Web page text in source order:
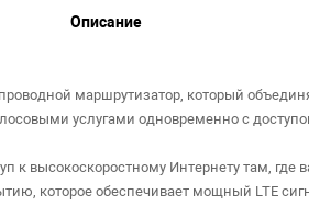
Описание
маршрутизатор, который
услугами одновременно с
к высокоскоростному Интернету там, где
которое обеспечивает мощный LTE